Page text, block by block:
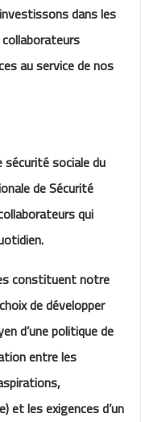
dans les
au service de nos
sécurité sociale du
de Sécurité
qui
constituent notre
de développer
d’une politique de
entre les
et les exigences d’un